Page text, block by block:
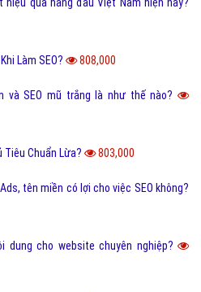
hiệu quả hàng đầu Việt Nam hiện nay?
Làm SEO? 808,000
và SEO mũ trắng là như thế nào?
Tiêu Chuẩn Lừa? 803,000
tên miền có lợi cho việc SEO không?
dung cho website chuyên nghiệp?